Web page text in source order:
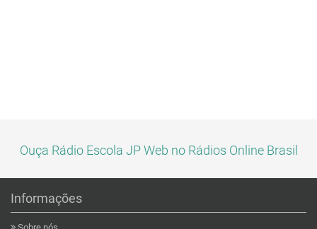
Ouça Rádio Escola JP Web no Rádios Online Brasil
Informações